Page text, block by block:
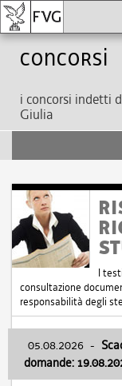
Concorsi
i concorsi indetti
Giulia
I
consultazione
responsabilità degli
05.08.2026 -
domande: